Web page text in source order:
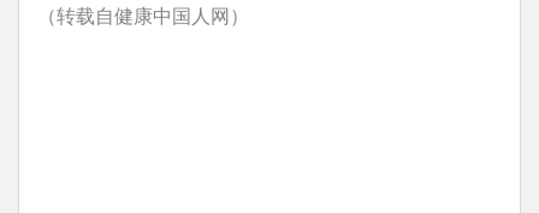
（转载自健康中国人网）